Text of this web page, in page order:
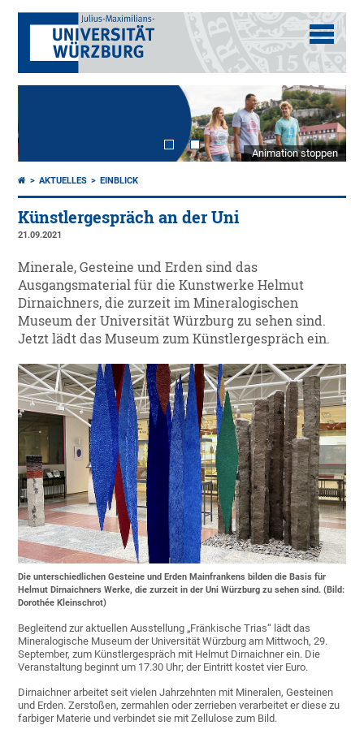
Animation stoppen
AKTUELLES EINBLICK
Künstlergespräch an der Uni
21.09.2021
Minerale, Gesteine und Erden sind das
Ausgangsmaterial für die Kunstwerke Helmut
Dirnaichners, die zurzeit im Mineralogischen
Museum der Universität Würzburg zu sehen sind.
Jetzt lädt das Museum zum Künstlergespräch ein.
Die unterschiedlichen Gesteine und Erden Mainfrankens bilden die Basis für
Helmut Dirnaichners Werke, die zurzeit in der Uni Würzburg zu sehen sind. (Bild:
Dorothée Kleinschrot)
Begleitend zur aktuellen Ausstellung „Fränkische Trias“ lädt das
Mineralogische Museum der Universität Würzburg am Mittwoch, 29.
September, zum Künstlergespräch mit Helmut Dirnaichner ein. Die
Veranstaltung beginnt um 17.30 Uhr; der Eintritt kostet vier Euro.
Dirnaichner arbeitet seit vielen Jahrzehnten mit Mineralen, Gesteinen
und Erden. Zerstoßen, zermahlen oder zerrieben verarbeitet er diese zu
farbiger Materie und verbindet sie mit Zellulose zum Bild.